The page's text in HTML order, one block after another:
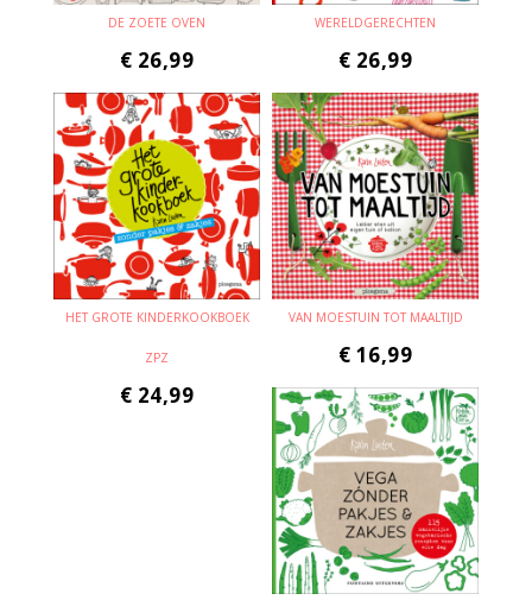
DE ZOETE OVEN
€ 26,99
WERELDGERECHTEN
€ 26,99
HET GROTE KINDERKOOKBOEK
ZPZ
€ 24,99
VAN MOESTUIN TOT MAALTIJD
€ 16,99